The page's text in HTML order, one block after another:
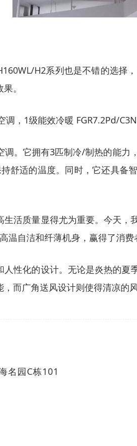
H2系列也是不错的选
。
调，1级能效冷暖 FGR7.2Pd/
。它拥有3匹制冷/制热的能
舒适的温度。同时，它还具备
活质量显得尤为重要。今天
自洁和纤薄机身，赢得了消费
性化的设计。无论是炎热的
而广角送风设计则使得清凉的
名园C栋101